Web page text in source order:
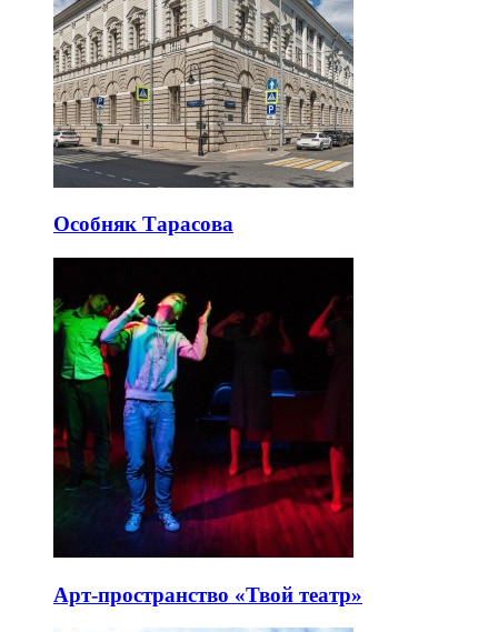
Особняк Тарасова
Арт-пространство «Твой театр»